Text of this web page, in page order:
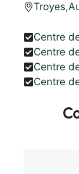
Troyes,
Centre
Centre
Centre
Centre